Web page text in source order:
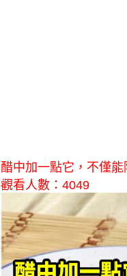
醋中加一點它，不僅
觀看人數：4049